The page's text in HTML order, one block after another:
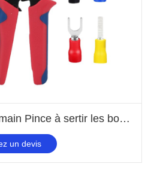
Pince à main Pince à sertir les bornes de fil
un devis